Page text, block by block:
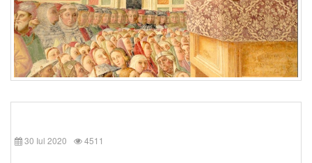
30 Iul 2020 4511